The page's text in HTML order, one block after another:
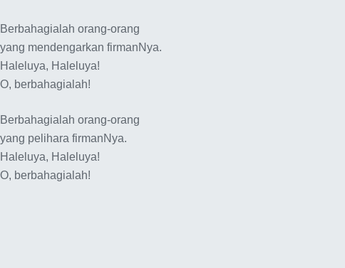
Berbahagialah orang-orang
yang mendengarkan firmanNya.
Haleluya, Haleluya!
O, berbahagialah!
Berbahagialah orang-orang
yang pelihara firmanNya.
Haleluya, Haleluya!
O, berbahagialah!